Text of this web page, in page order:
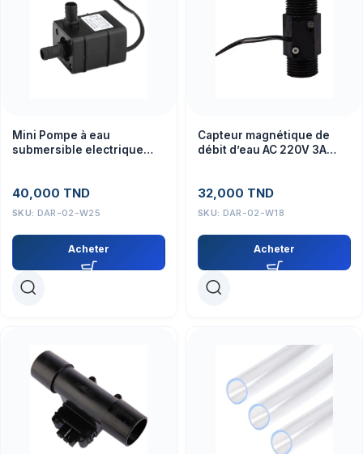
Mini Pompe à eau
submersible electrique
40,000 TND
SKU: DAR-02-W25
Acheter
Capteur magnétique de
débit d’eau AC 220V 3A
32,000 TND
SKU: DAR-02-W18
Acheter